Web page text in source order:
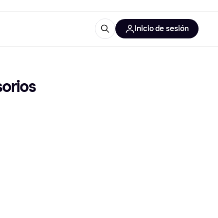
Inicio de sesión